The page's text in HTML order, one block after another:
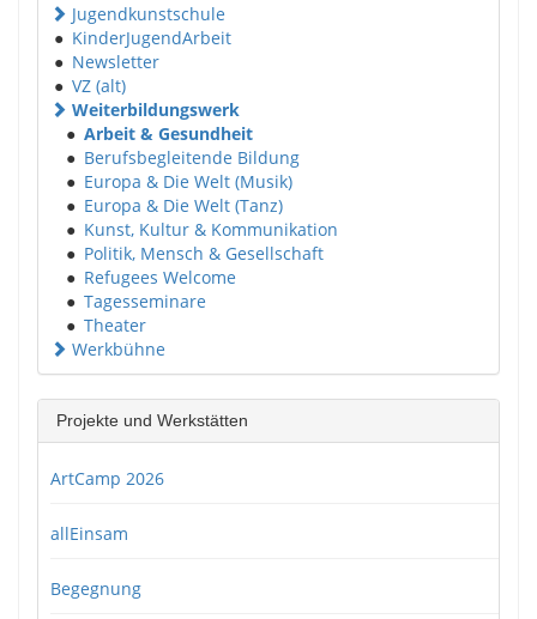
Jugendkunstschule
● KinderJugendArbeit
● Newsletter
● VZ (alt)
Weiterbildungswerk
● Arbeit & Gesundheit
● Berufsbegleitende Bildung
● Europa & Die Welt (Musik)
● Europa & Die Welt (Tanz)
● Kunst, Kultur & Kommunikation
● Politik, Mensch & Gesellschaft
● Refugees Welcome
● Tagesseminare
● Theater
Werkbühne
Projekte und Werkstätten
ArtCamp 2026
allEinsam
Begegnung